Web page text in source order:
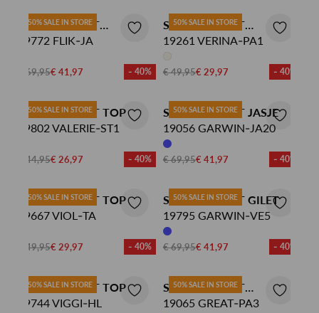
50% SALE IN STORE
SISTERS POINT
DENIMJACK
19772 FLIK-JA
€ 69,95€ 41,97 - 40%
50% SALE IN STORE
SISTERS POINT
PANTALON
19261 VERINA-PA1
€ 49,95€ 29,97 - 40%
50% SALE IN STORE
SISTERS POINT TOP
19802 VALERIE-ST1
€ 44,95€ 26,97 - 40%
50% SALE IN STORE
SISTERS POINT JASJE
19056 GARWIN-JA20
€ 69,95€ 41,97 - 40%
50% SALE IN STORE
SISTERS POINT TOP
19667 VIOL-TA
€ 49,95€ 29,97 - 40%
50% SALE IN STORE
SISTERS POINT GILET
19795 GARWIN-VE5
€ 69,95€ 41,97 - 40%
50% SALE IN STORE
SISTERS POINT TOP
19744 VIGGI-HL
50% SALE IN STORE
SISTERS POINT
PANTALON
19065 GREAT-PA3